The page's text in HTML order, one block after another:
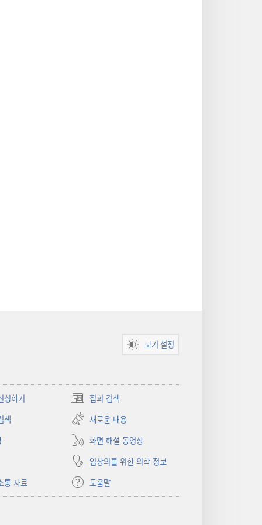
보기 설정
청하기 집회 검색
(새로운
창
열기)
색
새로운 내용
화면 해설 동영상
임상의를 위한 의학 정보
통 자료
도움말